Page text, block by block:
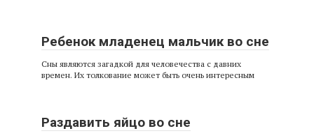
Ребенок младенец мальчик во сне
Сны являются загадкой для человечества с давних
времен. Их толкование может быть очень интересным
Раздавить яйцо во сне